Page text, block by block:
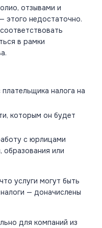
отзывами и
этого недостаточно.
в рамки
.
налога на
которым он будет
с юрлицами
или
услуги могут быть
налоги — доначислены
для компаний из